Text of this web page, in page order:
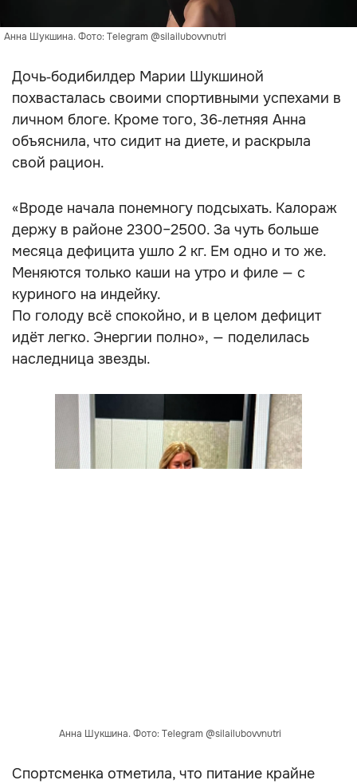
Анна Шукшина. Фото: Telegram @silailubovvnutri
Дочь‑бодибилдер Марии Шукшиной
похвасталась своими спортивными успехами в
личном блоге. Кроме того, 36‑летняя Анна
объяснила, что сидит на диете, и раскрыла
свой рацион.
«Вроде начала понемногу подсыхать. Калораж
держу в районе 2300–2500. За чуть больше
месяца дефицита ушло 2 кг. Ем одно и то же.
Меняются только каши на утро и филе — с
куриного на индейку.
По голоду всё спокойно, и в целом дефицит
идёт легко. Энергии полно», — поделилась
наследница звезды.
Анна Шукшина. Фото: Telegram @silailubovvnutri
Спортсменка отметила, что питание крайне